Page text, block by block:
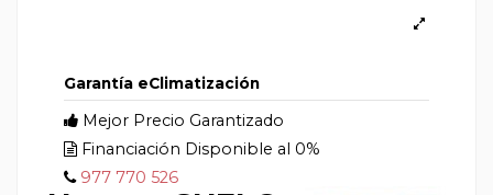
Garantía eClimatización
Mejor Precio Garantizado
Financiación Disponible al 0%
977 770 526